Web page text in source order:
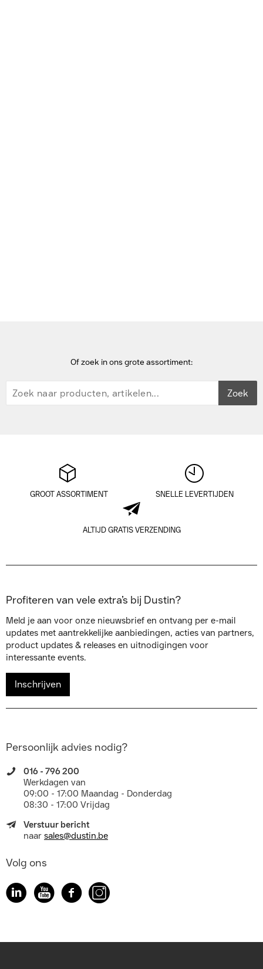
Of zoek in ons grote assortiment:
Zoek
GROOT ASSORTIMENT SNELLE LEVERTIJDEN
ALTIJD GRATIS VERZENDING
Profiteren van vele extra’s bij Dustin?
Meld je aan voor onze nieuwsbrief en ontvang per e-mail
updates met aantrekkelijke aanbiedingen, acties van partners,
product updates & releases en uitnodigingen voor
interessante events.
Inschrijven
Persoonlijk advies nodig?
016 - 796 200
Werkdagen van
09:00 - 17:00 Maandag - Donderdag
08:30 - 17:00 Vrijdag
Verstuur bericht
naar sales@dustin.be
Volg ons